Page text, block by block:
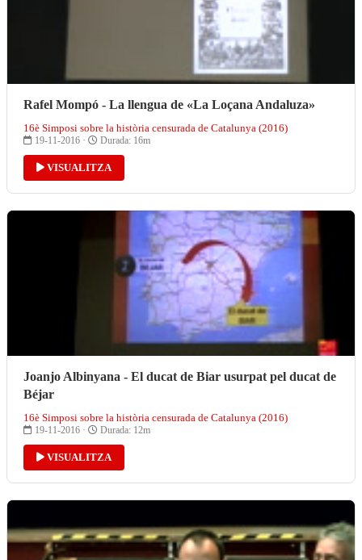
Rafel Mompó - La llengua de «La Loçana Andaluza»
16è Simposi sobre la història censurada de Catalunya (2016)
19-11-2016 · Durada: 16m
VISUALITZA
Joanjo Albinyana - El ducat de Biar usurpat pel ducat de
Béjar
16è Simposi sobre la història censurada de Catalunya (2016)
19-11-2016 · Durada: 12m
VISUALITZA